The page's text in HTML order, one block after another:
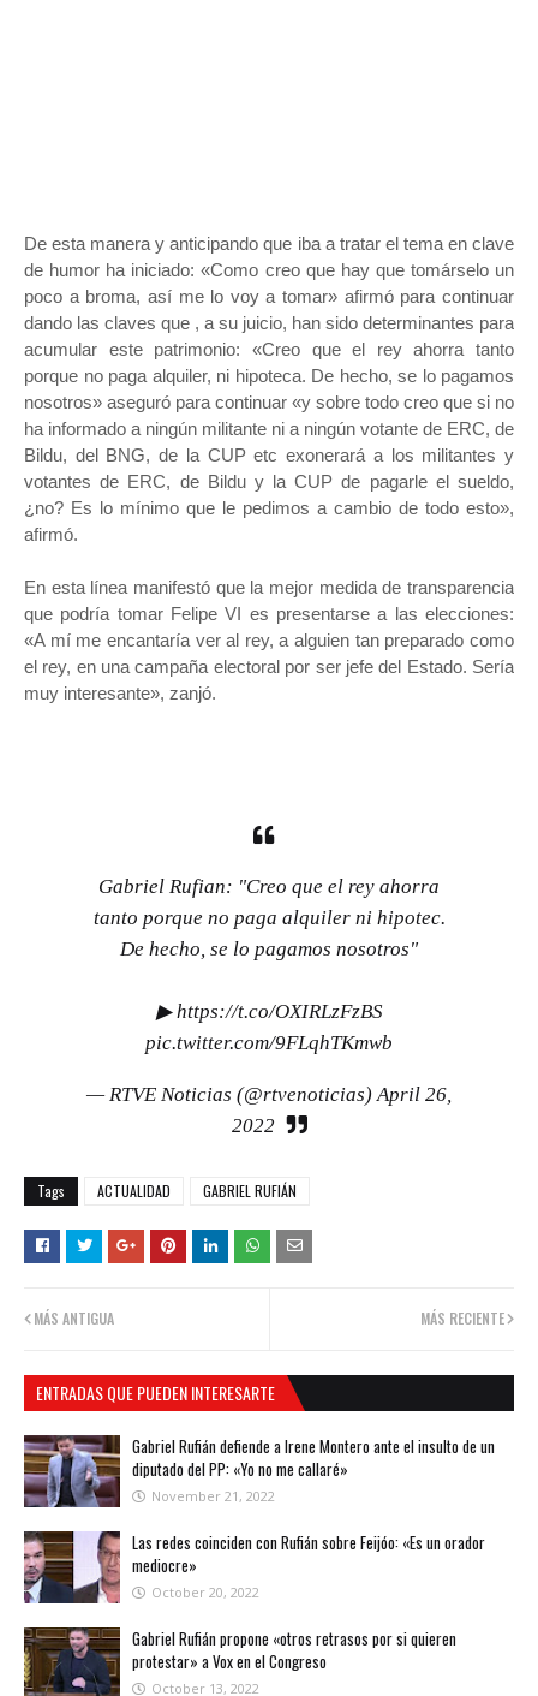
De esta manera y anticipando que iba a tratar el tema en clave
de humor ha iniciado: «Como creo que hay que tomárselo un
poco a broma, así me lo voy a tomar» afirmó para continuar
dando las claves que , a su juicio, han sido determinantes para
acumular este patrimonio: «Creo que el rey ahorra tanto
porque no paga alquiler, ni hipoteca. De hecho, se lo pagamos
nosotros» aseguró para continuar «y sobre todo creo que si no
ha informado a ningún militante ni a ningún votante de ERC, de
Bildu, del BNG, de la CUP etc exonerará a los militantes y
votantes de ERC, de Bildu y la CUP de pagarle el sueldo,
¿no? Es lo mínimo que le pedimos a cambio de todo esto»,
afirmó.
En esta línea manifestó que la mejor medida de transparencia
que podría tomar Felipe VI es presentarse a las elecciones:
«A mí me encantaría ver al rey, a alguien tan preparado como
el rey, en una campaña electoral por ser jefe del Estado. Sería
muy interesante», zanjó.
Gabriel Rufian: "Creo que el rey ahorra
tanto porque no paga alquiler ni hipotec.
De hecho, se lo pagamos nosotros"
▶https://t.co/OXIRLzFzBS
pic.twitter.com/9FLqhTKmwb
— RTVE Noticias (@rtvenoticias)April 26,
2022
Tags ACTUALIDAD GABRIEL RUFIÁN
MÁS RECIENTE
MÁS ANTIGUA
ENTRADAS QUE PUEDEN INTERESARTE
Gabriel Rufián defiende a Irene Montero ante el insulto de un
diputado del PP: «Yo no me callaré»
November 21, 2022
Las redes coinciden con Rufián sobre Feijóo: «Es un orador
mediocre»
October 20, 2022
Gabriel Rufián propone «otros retrasos por si quieren
protestar» a Vox en el Congreso
October 13, 2022